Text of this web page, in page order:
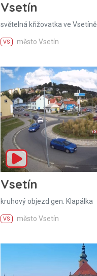
Vsetín
světelná křižovatka ve Vsetíně
VS město Vsetín
Vsetín
kruhový objezd gen. Klapálka
VS město Vsetín